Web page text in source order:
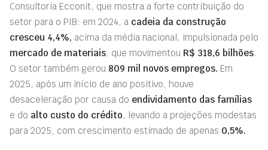
Consultoria Ecconit, que mostra a forte contribuição do
setor para o PIB: em 2024, a cadeia da construção
cresceu 4,4%, acima da média nacional, impulsionada pelo
mercado de materiais, que movimentou R$ 318,6 bilhões.
O setor também gerou 809 mil novos empregos. Em
2025, após um início de ano positivo, houve
desaceleração por causa do endividamento das famílias
e do alto custo do crédito, levando a projeções modestas
para 2025, com crescimento estimado de apenas 0,5%.